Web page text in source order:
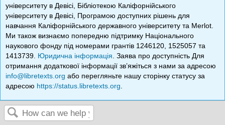
університету в Девісі, Бібліотекою Каліфорнійського
університету в Девісі, Програмою доступних рішень для
навчання Каліфорнійського державного університету та Merlot.
Ми також визнаємо попередню підтримку Національного
наукового фонду під номерами грантів 1246120, 1525057 та
1413739. Юридична інформація . Заява про доступність Для
отримання додаткової інформації зв’яжіться з нами за адресою
info@libretexts.org або перегляньте нашу сторінку статусу за
адресою https://status.libretexts.org